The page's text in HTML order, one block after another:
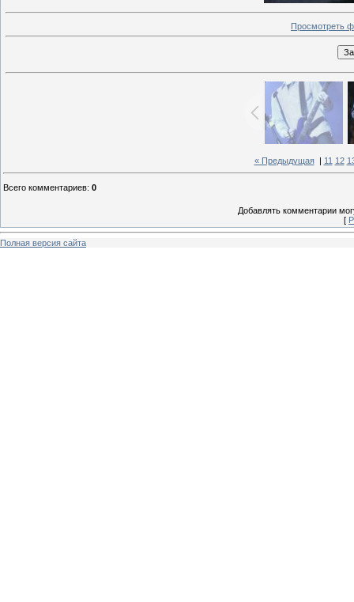
Просмотреть
« Предыдущая| 11 12
Всего комментариев: 0
Добавлять комментарии
[
Полная версия сайта